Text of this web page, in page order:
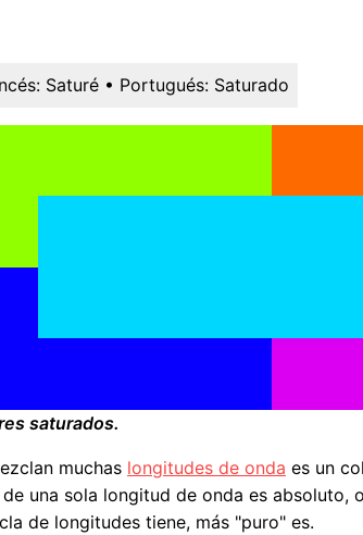
Saturé • Portugués: Saturado
saturados.
muchas longitudes de onda es un
una sola longitud de onda es
de longitudes tiene, más "puro" es.